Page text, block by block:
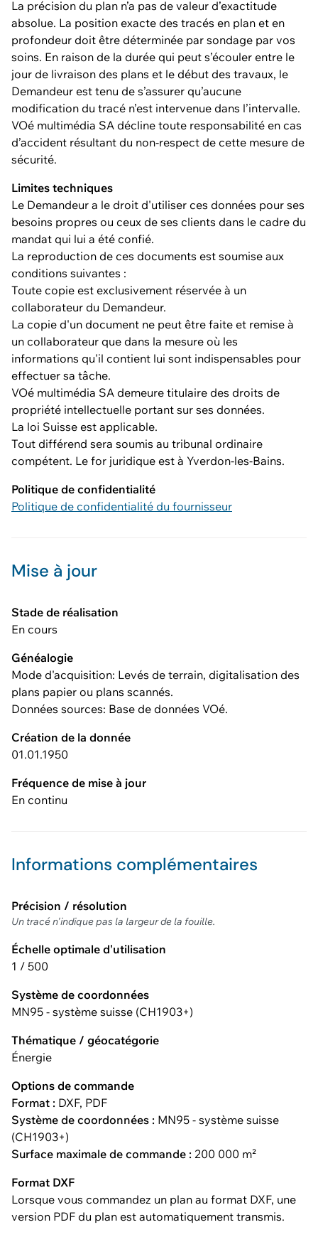
La précision du plan n’a pas de valeur d’exactitude
absolue. La position exacte des tracés en plan et en
profondeur doit être déterminée par sondage par vos
soins. En raison de la durée qui peut s’écouler entre le
jour de livraison des plans et le début des travaux, le
Demandeur est tenu de s’assurer qu’aucune
modification du tracé n’est intervenue dans l’intervalle.
VOé multimédia SA décline toute responsabilité en cas
d’accident résultant du non-respect de cette mesure de
sécurité.
Limites techniques
Le Demandeur a le droit d'utiliser ces données pour ses
besoins propres ou ceux de ses clients dans le cadre du
mandat qui lui a été confié.
La reproduction de ces documents est soumise aux
conditions suivantes :
Toute copie est exclusivement réservée à un
collaborateur du Demandeur.
La copie d'un document ne peut être faite et remise à
un collaborateur que dans la mesure où les
informations qu'il contient lui sont indispensables pour
effectuer sa tâche.
VOé multimédia SA demeure titulaire des droits de
propriété intellectuelle portant sur ses données.
La loi Suisse est applicable.
Tout différend sera soumis au tribunal ordinaire
compétent. Le for juridique est à Yverdon-les-Bains.
Politique de confidentialité
Politique de confidentialité du fournisseur
Mise à jour
Stade de réalisation
En cours
Généalogie
Mode d'acquisition: Levés de terrain, digitalisation des
plans papier ou plans scannés.
Données sources: Base de données VOé.
Création de la donnée
01.01.1950
Fréquence de mise à jour
En continu
Informations complémentaires
Précision / résolution
Un tracé n'indique pas la largeur de la fouille.
Échelle optimale d'utilisation
1 / 500
Système de coordonnées
MN95 - système suisse (CH1903+)
Thématique / géocatégorie
Énergie
Options de commande
Format : DXF, PDF
Système de coordonnées : MN95 - système suisse
(CH1903+)
Surface maximale de commande : 200 000 m²
Format DXF
Lorsque vous commandez un plan au format DXF, une
version PDF du plan est automatiquement transmis.